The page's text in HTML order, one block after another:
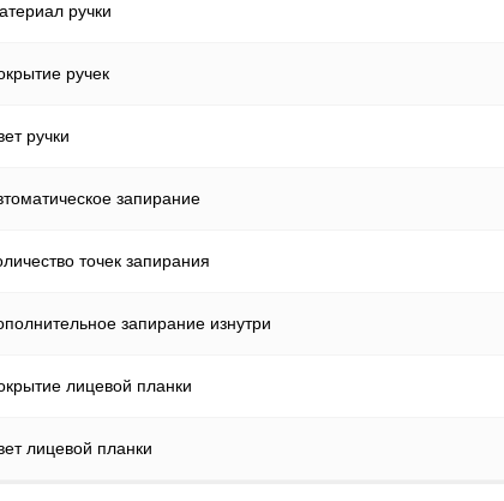
ручки
ручек
ручки
запирание
точек запирания
запирание изнутри
лицевой планки
лицевой планки